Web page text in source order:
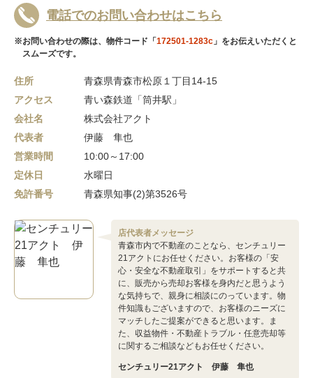
電話でのお問い合わせはこちら
※お問い合わせの際は、物件コード「172501-1283c 」をお伝えいただくと
スムーズです。
住所
青森県青森市松原１丁目14-15
アクセス
青い森鉄道「筒井駅」
会社名
株式会社アクト
代表者
伊藤 隼也
営業時間
10:00～17:00
定休日
水曜日
免許番号
青森県知事(2)第3526号
店代表者メッセージ
青森市内で不動産のことなら、センチュリー
21アクトにお任せください。お客様の「安
心・安全な不動産取引」をサポートすると共
に、販売から売却お客様を身内だと思うよう
な気持ちで、親身に相談にのっています。物
件知識もございますので、お客様のニーズに
マッチしたご提案ができると思います。ま
た、収益物件・不動産トラブル・任意売却等
に関するご相談などもお任せください。
センチュリー21アクト 伊藤 隼也